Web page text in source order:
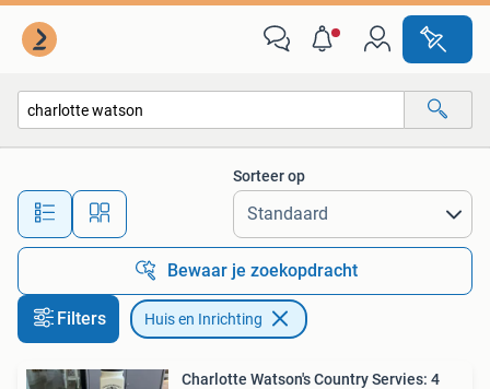
Alle afstanden…
Sorteer op
Bewaar je zoekopdracht
Filters Huis en Inrichting
Charlotte Watson's Country Servies: 4